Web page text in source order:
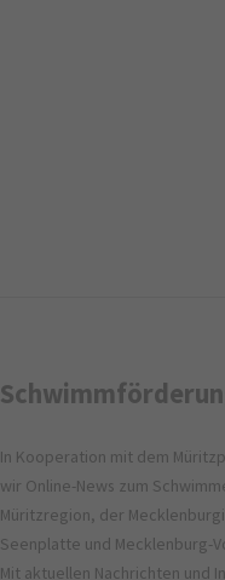
In Kooperation mit dem
wir Online-News zum
Müritzregion, der
Seenplatte und Mecklenburg-
Mit aktuellen Nachrichten und